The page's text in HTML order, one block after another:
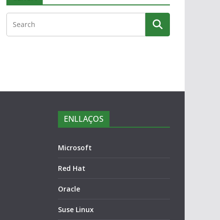
ENLLAÇOS
Microsoft
Red Hat
Oracle
Suse Linux